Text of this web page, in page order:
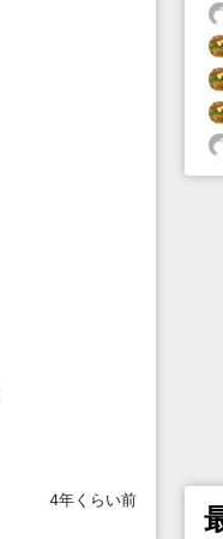
4年くらい前